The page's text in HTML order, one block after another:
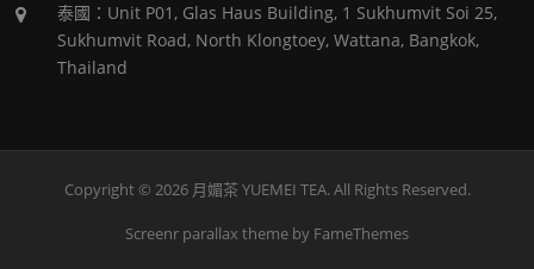
泰國：Unit P01, Glas Haus Building, 1 Sukhumvit Soi 25,
Sukhumvit Road, North Klongtoey, Wattana, Bangkok,
Thailand
Copyright © 2026 月媚茶 YUEMEI TEA. All Rights Reserved.
Screenr parallax theme by FameThemes